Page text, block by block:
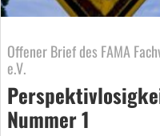
Offener Brief des FAMA
e.V.
Nummer 1